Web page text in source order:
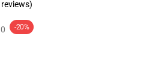
-20%